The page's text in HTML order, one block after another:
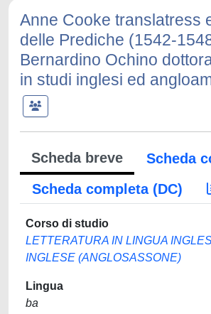
Anne Cooke translatress
delle Prediche (1542-
Bernardino Ochino
in studi inglesi ed
Scheda breve
Scheda
Scheda completa (DC)
Corso di studio
LETTERATURA IN LINGUA
INGLESE (ANGLOSASSONE)
Lingua
ba